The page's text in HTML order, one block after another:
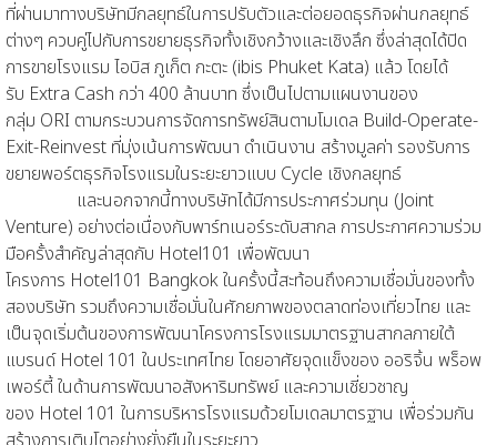
ที่ผ่านมาทางบริษัทมีกลยุทธ์ในการปรับตัวและต่อยอดธุรกิจผ่านกลยุทธ์
ต่างๆ ควบคู่ไปกับการขยายธุรกิจทั้งเชิงกว้างและเชิงลึก ซึ่งล่าสุดได้ปิด
การขายโรงแรม ไอบิส ภูเก็ต กะตะ (ibis Phuket Kata) แล้ว โดยได้
รับ Extra Cash กว่า 400 ล้านบาท ซึ่งเป็นไปตามแผนงานของ
กลุ่ม ORI ตามกระบวนการจัดการทรัพย์สินตามโมเดล Build-Operate-
Exit-Reinvest ที่มุ่งเน้นการพัฒนา ดำเนินงาน สร้างมูลค่า รองรับการ
ขยายพอร์ตธุรกิจโรงแรมในระยะยาวแบบ Cycle เชิงกลยุทธ์
และนอกจากนี้ทางบรษัทได้มีการประกาศร่วมทุน (Joint
Venture) อย่างต่อเนื่องกับพาร์ทเนอร์ระดับสากล การประกาศความร่วม
มือครั้งสำคัญล่าสุดกับ Hotel101 เพื่อพัฒนา
โครงการ Hotel101 Bangkokในครั้งนี้สะท้อนถึงความเชื่อมั่นของทั้ง
สองบริษัท รวมถึงความเชื่อมั่นในศักยภาพของตลาดท่องเที่ยวไทย และ
เป็นจุดเริ่มต้นของการพัฒนาโครงการโรงแรมมาตรฐานสากลภายใต้
แบรนด์ Hotel 101 ในประเทศไทย โดยอาศัยจุดแข็งของ ออริจิ้น พร็อพ
เพอร์ตี้ ในด้านการพัฒนาอสังหาริมทรัพย์ และความเชี่ยวชาญ
ของ Hotel 101 ในการบริหารโรงแรมด้วยโมเดลมาตรฐาน เพื่อร่วมกัน